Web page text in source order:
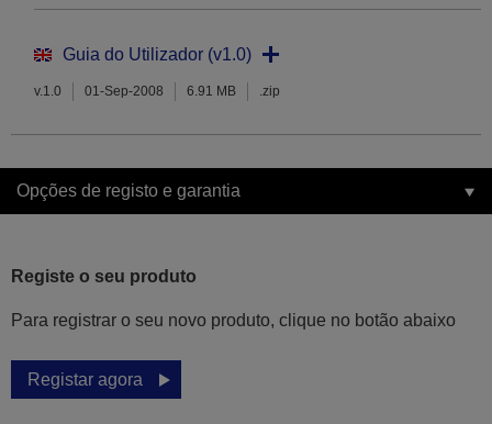
Guia do Utilizador (v1.0)
v.1.0 01-Sep-2008 6.91 MB .zip
Opções de registo e garantia
Registe o seu produto
Para registrar o seu novo produto, clique no botão abaixo
Registar agora